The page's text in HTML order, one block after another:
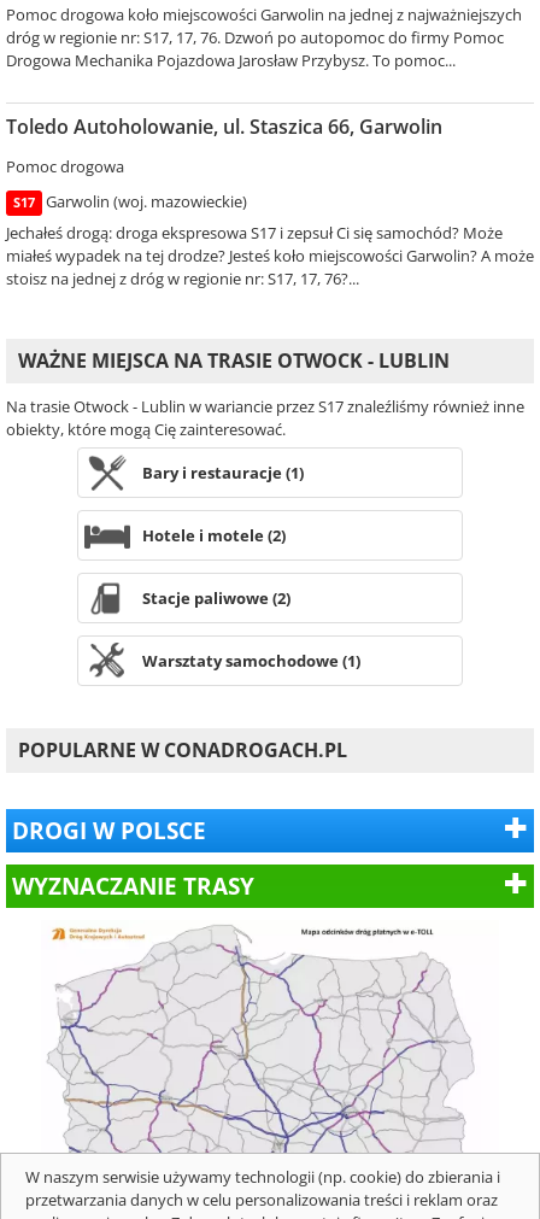
Pomoc drogowa koło miejscowości Garwolin na jednej z najważniejszych
dróg w regionie nr: S17, 17, 76. Dzwoń po autopomoc do firmy Pomoc
Drogowa Mechanika Pojazdowa Jarosław Przybysz. To pomoc...
Toledo Autoholowanie, ul. Staszica 66, Garwolin
Pomoc drogowa
S17
Garwolin (woj. mazowieckie)
Jechałeś drogą: droga ekspresowa S17 i zepsuł Ci się samochód? Może
miałeś wypadek na tej drodze? Jesteś koło miejscowości Garwolin? A może
stoisz na jednej z dróg w regionie nr: S17, 17, 76?...
WAŻNE MIEJSCA NA TRASIE OTWOCK - LUBLIN
Na trasie Otwock - Lublin w wariancie przez S17 znaleźliśmy również inne
obiekty, które mogą Cię zainteresować.
Bary i restauracje (1)
Hotele i motele (2)
Stacje paliwowe (2)
Warsztaty samochodowe (1)
POPULARNE W CONADROGACH.PL
DROGI W POLSCE
WYZNACZANIE TRASY
W naszym serwisie używamy technologii (np. cookie) do zbierania i
przetwarzania danych w celu personalizowania treści i reklam oraz